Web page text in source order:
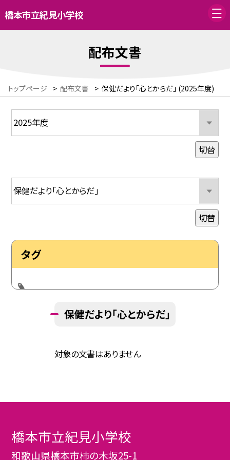
橋本市立紀見小学校
配布文書
トップページ > 配布文書 > 保健だより「心とからだ」 (2025年度)
切替
切替
タグ
保健だより「心とからだ」
対象の文書はありません
橋本市立紀見小学校
和歌山県橋本市柿の木坂25-1